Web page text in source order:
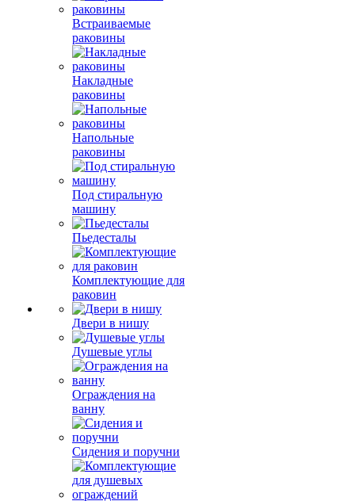
Встраиваемые
раковины
Накладные
раковины
Напольные
раковины
Под стиральную
машину
Пьедесталы
Комплектующие для
раковин
Двери в нишу
Душевые углы
Ограждения на
ванну
Сидения и поручни